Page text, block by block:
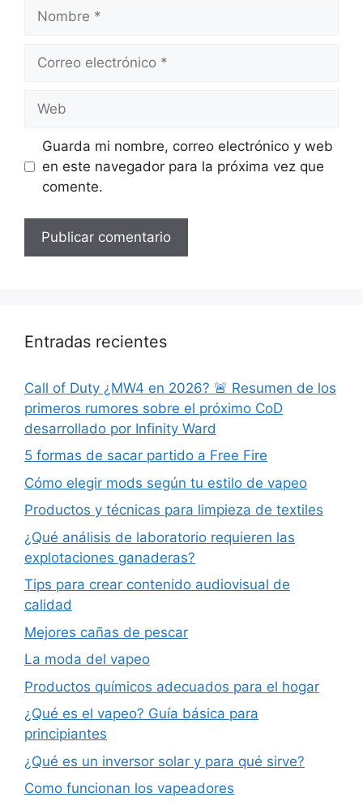
Nombre
Correo
Web
Guarda mi nombre, correo electrónico y web
en este navegador para la próxima vez que
comente.
Entradas recientes
Call of Duty ¿MW4 en 2026? 🚨 Resumen de los
primeros rumores sobre el próximo CoD
desarrollado por Infinity Ward
5 formas de sacar partido a Free Fire
Cómo elegir mods según tu estilo de vapeo
Productos y técnicas para limpieza de textiles
¿Qué análisis de laboratorio requieren las
explotaciones ganaderas?
Tips para crear contenido audiovisual de
calidad
Mejores cañas de pescar
La moda del vapeo
Productos químicos adecuados para el hogar
¿Qué es el vapeo? Guía básica para
principiantes
¿Qué es un inversor solar y para qué sirve?
Como funcionan los vapeadores